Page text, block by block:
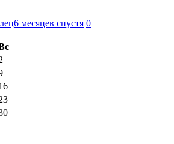
6 месяцев спустя 0